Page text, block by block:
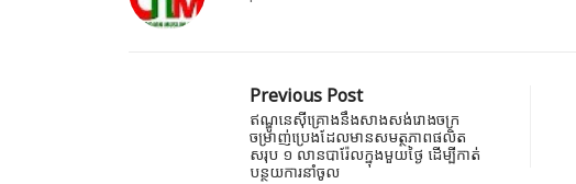
Previous Post
ឥណ្ឌូនេសុីគ្រោងនឹងសាងសង់រោងចក្រ
ចម្រាញ់ប្រេងដែលមានសមត្ថភាពផលិត
សរុប ១ លានបារ៉ែលក្នុងមួយថ្ងៃ ដើម្បីកាត់
បន្ថយការនាំចូល